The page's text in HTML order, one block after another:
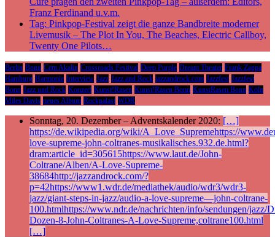
Franz Ferdinand u.v.m.
Tag: Pinkpop-Festival zeigt die ganze Bandbreite moderner
Livemusik – The Plot In You, The Beaches, Electric Callboy,
Twenty One Pilots…
Berlin Bonn Cem Akalin Crossroads Festival Deep Purple Dream Theater Frank Zappa
Hamburg Harmonie Interview Jazz Jazz and Rock jazzandrock.com Jazzfest Jazzfest
Bonn Jazz und Rock Konzert Kunst!Rasen Kunst!Rasen Bonn KunstRasen Bonn Köln
Miles Davis neues Album Rockpalast WDR
Sonntag, 20. Dezember – Adventskalender 2020: […]
https://de.wikipedia.org/wiki/A_Love_Supremehttps://
love-supreme-john-coltranes-musikalisches.932.de.html?
dram:article_id=305615https://www.laut.de/John-
Coltrane/Alben/A-Love-Supreme-
38684http://jazzandrock.com/?
p=42https://www1.wdr.de/mediathek/audio/wdr3/wdr3-
jazz/giant-steps-in-jazz/audio-a-love-supreme—john-coltrane-
100.htmlhttps://www.ndr.de/nachrichten/info/sendungen/jazz/
Dozen-8-John-Coltranes-A-Love-Supreme,coltrane100.html
[…]